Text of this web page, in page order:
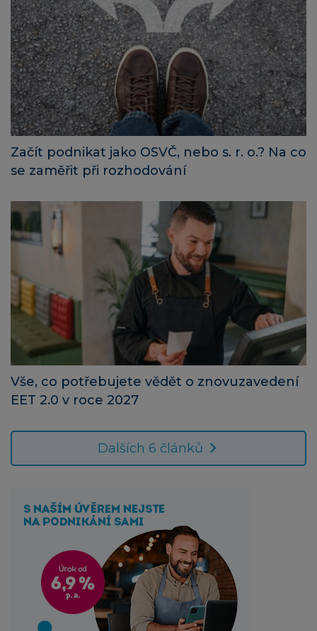
Začít podnikat jako OSVČ, nebo s. r. o.? Na co
se zaměřit při rozhodování
Vše, co potřebujete vědět o znovuzavedení
EET 2.0 v roce 2027
Dalších 6 článků